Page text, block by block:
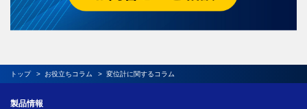
トップ お役立ちコラム 変位計に関するコラム
製品情報